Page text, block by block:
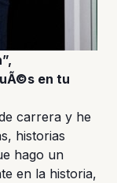
en tu
carrera y he
historias
hago un
en la historia,